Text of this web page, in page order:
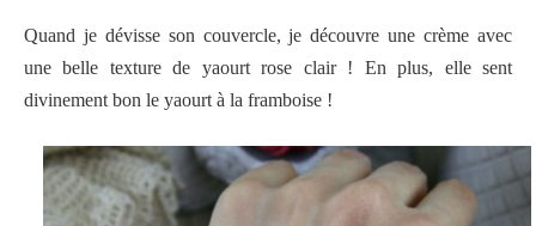
Quand je dévisse son couvercle, je découvre une crème avec
une belle texture de yaourt rose clair ! En plus, elle sent
divinement bon le yaourt à la framboise !